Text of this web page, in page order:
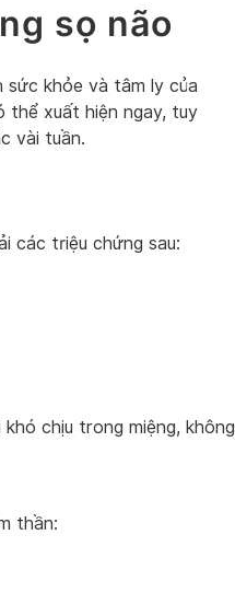
sọ não
sức khỏe và tâm ly của
thể xuất hiện ngay, tuy
vài tuần.
các triệu chứng sau:
chịu trong miệng, không
thần: